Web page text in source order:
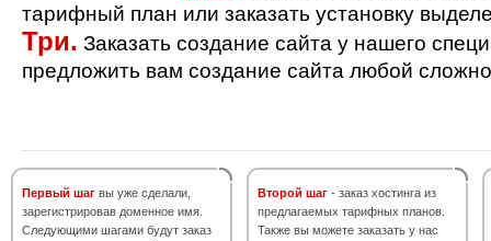
тарифный план или заказать установку
Три. Заказать создание сайта у нашего
предложить вам создание сайта любой
Первый шаг вы уже сделали,
зарегистрировав доменное имя.
Следующими шагами будут заказ
Второй шаг - заказ хостинга из
предлагаемых тарифных планов.
Также вы можете заказать у нас